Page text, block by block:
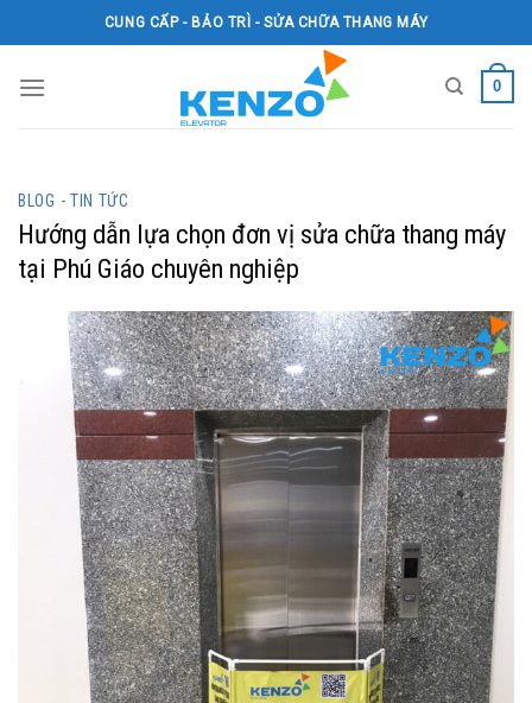
to
CUNG CẤP - BẢO TRÌ - SỬA CHỮA THANG MÁY
0
BLOG - TIN TỨC
Hướng dẫn lựa chọn đơn vị sửa chữa thang máy
tại Phú Giáo chuyên nghiệp